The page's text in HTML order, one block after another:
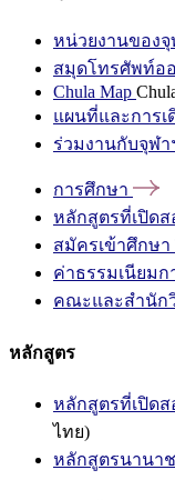
หน่วยงานของจุ
สมุดโทรศัพท์อ
Chula Map
แผนที่และการเ
ร่วมงานกับจุฬา
การศึกษา
หลักสูตรที่เปิด
สมัครเข้าศึกษา
ค่าธรรมเนียมก
คณะและสำนัก
หลักสูตร
หลักสูตรที่เปิด
ไทย)
หลักสูตรนานา